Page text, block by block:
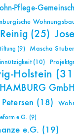
Pflege-
(25)
(9) Mascha
(10)
Holstein
(18)
e.G. (9)
e.G. (19)